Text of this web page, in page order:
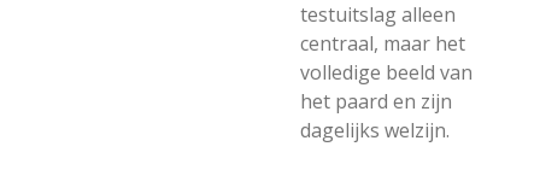
testuitslag alleen
centraal, maar het
volledige beeld van
het paard en zijn
dagelijks welzijn.